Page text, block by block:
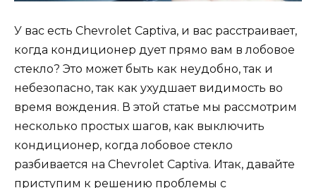
У вас есть Chevrolet Captiva, и вас расстраивает,
когда кондиционер дует прямо вам в лобовое
стекло? Это может быть как неудобно, так и
небезопасно, так как ухудшает видимость во
время вождения. В этой статье мы рассмотрим
несколько простых шагов, как выключить
кондиционер, когда лобовое стекло
разбивается на Chevrolet Captiva. Итак, давайте
приступим к решению проблемы с